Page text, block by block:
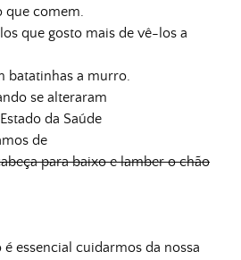
que comem.
que gosto mais de vê-los a
batatinhas a murro.
se alteraram
da Saúde
de
para baixo e lamber o chão
é essencial cuidarmos da nossa